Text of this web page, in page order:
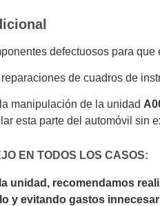
defectuosos para
de cuadros de
manipulación de la unidad
esta parte del automóvil sin
EN TODOS LOS CASOS:
unidad, recomendamos
y evitando gastos